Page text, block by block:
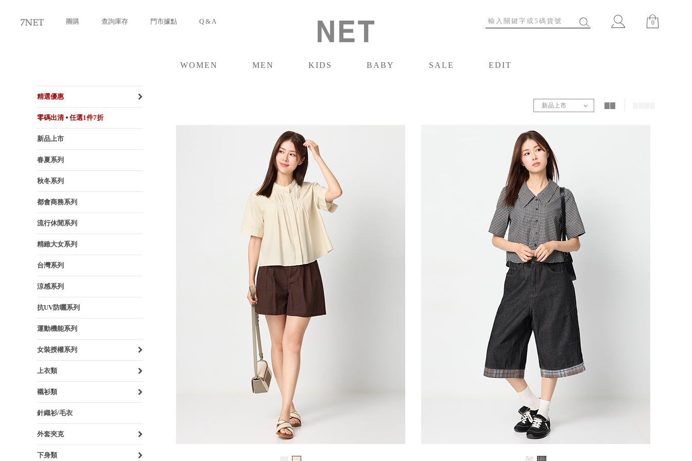
團購 查詢庫存 門市據點 Q & A 0
WOMEN
MEN
KIDS
BABY
SALE
EDIT
精選優惠
零碼出清 ⦁ 任選1件7折
新品上市
春夏系列
秋冬系列
都會商務系列
流行休閒系列
精緻大女系列
台灣系列
涼感系列
抗UV防曬系列
運動機能系列
女裝授權系列
上衣類
襯衫類
針織衫/毛衣
外套夾克
下身類
新品上市